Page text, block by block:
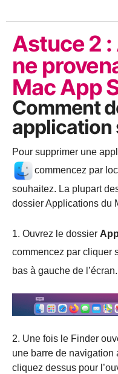
Astuce 2
ne
Mac App
Comment
application
Pour supprimer une
commencez par
souhaitez. La plupart
dossier Applications du
1. Ouvrez le dossier
commencez par cliquer
bas à gauche de l’écran.
2. Une fois le Finder
une barre de navigation
cliquez dessus pour